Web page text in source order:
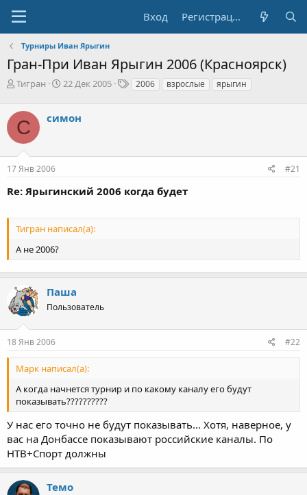
Вход Регистрация
Турниры Иван Ярыгин
Гран-При Иван Ярыгин 2006 (Красноярск)
А
о
р
т
е
м
Тигран
Д
а
ч
а
22 Дек 2005
Т2006 взрослые ярыгин
С симон
17 Янв 2006 #21
Re: Ярыгинский 2006 когда будет
Тигран написал(а):
А не 2006?
Паша
Пользователь
18 Янв 2006 #22
Марк написал(а):
А когда начнется турнир и по какому каналу его будут
показывать??????????
У нас его точно не будут показывать... Хотя, наверное, у
вас на Донбассе показывают российские каналы. По
НТВ+Спорт должны
Темо